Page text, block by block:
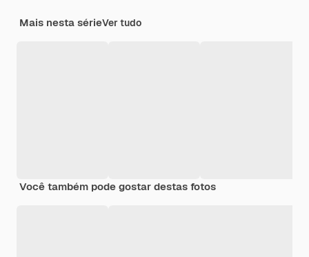
Mais nesta sérieVer tudo
Você também pode gostar destas fotos